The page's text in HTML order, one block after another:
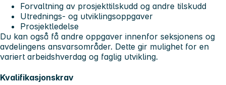
Forvaltning av prosjekttilskudd og andre tilskudd
Utrednings- og utviklingsoppgaver
Prosjektledelse
Du kan også få andre oppgaver innenfor seksjonens og
avdelingens ansvarsområder. Dette gir mulighet for en
variert arbeidshverdag og faglig utvikling.
Kvalifikasjonskrav